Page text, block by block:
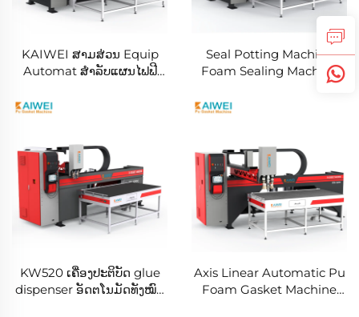
KAIWEI ສາມສ່ວນ Equip
Automat ສຳລັບແຜນໄຟຟີ
Seal Potting Machine
Foam Sealing Machine
KW510A Fully Automatic
Silicone Pu Gasket
KW520 ເຄື່ອງປະຕິບັດ glue
dispenser ອັດຕໂນມັດທັງໝົດ
Axis Linear Automatic Pu
Foam Gasket Machine